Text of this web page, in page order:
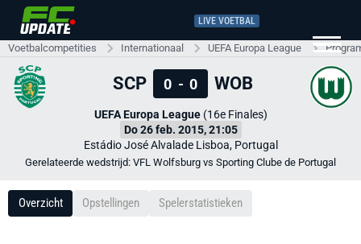
LIVE VOETBAL
Voetbalcompetities Internationaal UEFA Europa League
SCP 0 - 0 WOB
UEFA Europa League(16e Finales)
Do 26 feb. 2015, 21:05
Estádio José Alvalade Lisboa, Portugal
Gerelateerde wedstrijd: VFL Wolfsburg vs Sporting Clube de Portugal
Overzicht Opstellingen Spelerstatistieken